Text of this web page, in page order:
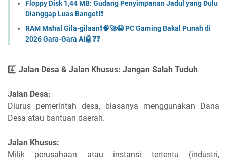
Floppy Disk 1,44 MB: Gudang Penyimpanan Jadul yang Dulu
Dianggap Luas Banget❗❗
RAM Mahal Gila-gilaan❗🧠🚀😭 PC Gaming Bakal Punah di
2026 Gara-Gara AI🤖❓❓
4️⃣ Jalan Desa & Jalan Khusus: Jangan Salah Tuduh
Jalan Desa:
Diurus pemerintah desa, biasanya menggunakan Dana
Desa atau bantuan daerah.
Jalan Khusus:
Milik perusahaan atau instansi tertentu (industri,